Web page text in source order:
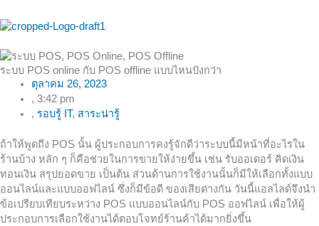
ระบบ POS online กับ POS offline แบบไหนปังกว่า
ตุลาคม 26, 2023
, 3:42 pm
, รอบรู้ IT, สาระน่ารู้
ถ้าให้พูดถึง POS นั้น ผู้ประกอบการคงรู้จักดีว่าระบบนี้มีหน้าที่อะไรใน
ร้านบ้าง หลัก ๆ ก็คือช่วยในการขายให้ง่ายขึ้น เช่น รับออเดอร์ คิดเงิน
ทอนเงิน สรุปยอดขาย เป็นต้น ส่วนด้านการใช้งานนั้นก็มีให้เลือกทั้งแบบ
ออนไลน์และแบบออฟไลน์ ซึ่งก็มีข้อดี ของเสียต่างกัน วันนี้แอลไลด์จึงนำ
ข้อเปรียบเทียบระหว่าง POS แบบออนไลน์กับ POS ออฟไลน์ เพื่อให้ผู้
ประกอบการเลือกใช้งานได้ตอบโจทย์ร้านค้าได้มากยิ่งขึ้น